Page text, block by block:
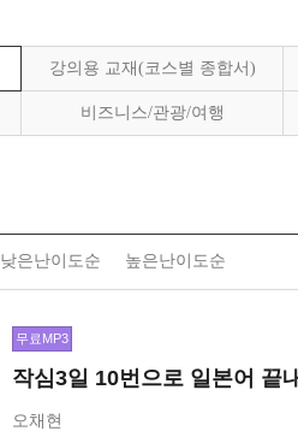
강의용 교재(코스별 종합서)
비즈니스/관광/여행
낮은난이도순 높은난이도순
무료MP3
작심3일 10번으로 일본어 끝
오채현